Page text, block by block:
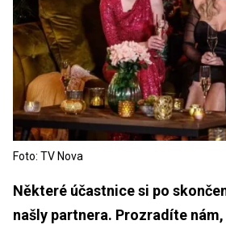
Foto: TV Nova
Některé účastnice si po
našly partnera. Prozradíte